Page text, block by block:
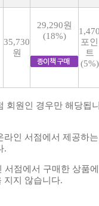
35,730
원
29,290원
(18%)
포인
트
(5%)
회원인 경우만 해당됩
라인 서점에서 제공하
.
서점에서 구매한 상품
지지 않습니다.